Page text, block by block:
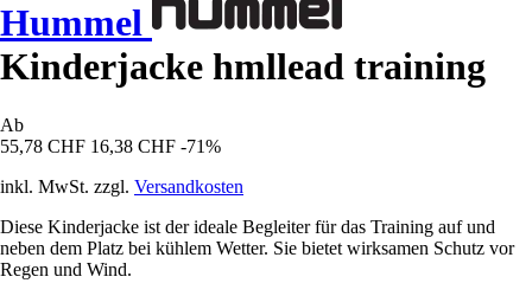
Hummel
Kinderjacke hmllead training
Ab
55,78 CHF 16,38 CHF -71%
inkl. MwSt. zzgl. Versandkosten
Diese Kinderjacke ist der ideale Begleiter für das Training auf und
neben dem Platz bei kühlem Wetter. Sie bietet wirksamen Schutz vor
Regen und Wind.